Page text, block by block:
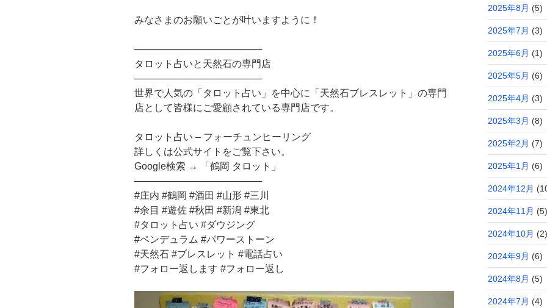
みなさまのお願いごとが叶いますように！
───────────────────
タロット占いと天然石の専門店
───────────────────
世界で人気の「タロット占い」を中心に「天然石ブレスレット」の専門
店として皆様にご愛顧されている専門店です。
タロット占い – フォーチュンヒーリング
詳しくは公式サイトをご覧下さい。
Google検索 → 「鶴岡 タロット」
───────────────────
#庄内 #鶴岡 #酒田 #山形 #三川
#余目 #遊佐 #秋田 #新潟 #東北
#タロット占い #ダウジング
#ペンデュラム #パワーストーン
#天然石 #ブレスレット #電話占い
#フォロー返します #フォロー返し
2025年8月 (5)
2025年7月 (3)
2025年6月 (1)
2025年5月 (6)
2025年4月 (3)
2025年3月 (8)
2025年2月 (7)
2025年1月 (6)
2024年12月
2024年11月 (5)
2024年10月 (2)
2024年9月 (6)
2024年8月 (5)
2024年7月 (4)